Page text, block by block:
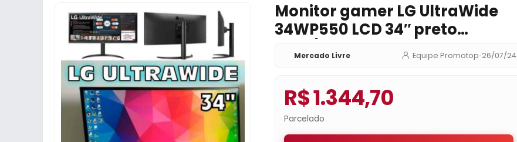
Monitor gamer LG UltraWide
34WP550 LCD 34″ preto
100V/240V
Mercado Livre Equipe Promotop•26/07/24
R$ 1.344,70
Parcelado